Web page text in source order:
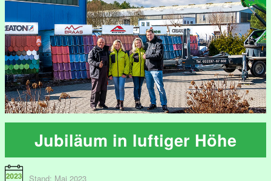
Jubiläum in luftiger Höhe
Stand: Mai 2023